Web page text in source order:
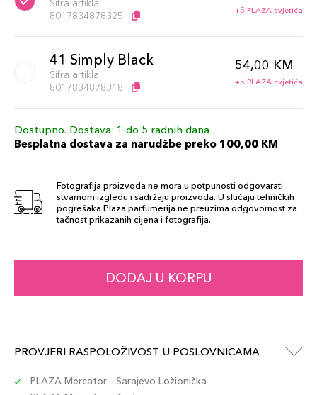
Šifra artikla
8017834878325
+5 PLAZA cvjetića
41 Simply Black
Šifra artikla
8017834878318
54,00 KM
+5 PLAZA cvjetića
Dostupno. Dostava: 1 do 5 radnih dana
Besplatna dostava za narudžbe preko 100,00 KM
Fotografija proizvoda ne mora u potpunosti odgovarati
stvarnom izgledu i sadržaju proizvoda. U slučaju tehničkih
pogrešaka Plaza parfumerija ne preuzima odgovornost za
tačnost prikazanih cijena i fotografija.
DODAJ U KORPU
PROVJERI RASPOLOŽIVOST U POSLOVNICAMA
PLAZA Mercator - Sarajevo Ložionička